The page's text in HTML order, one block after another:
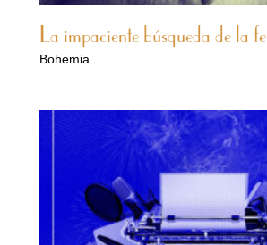
La impaciente búsqueda de la
Bohemia